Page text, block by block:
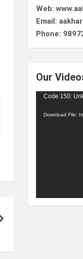
Web:
Email:
Phone:
Our
Video
Code 150:
Download File: